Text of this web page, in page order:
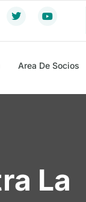
Area De Socios
La